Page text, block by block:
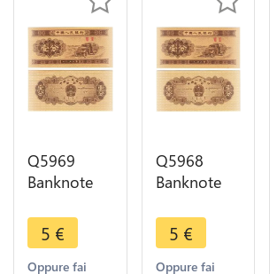
Q5969
Banknote
Truck 1953
UNC ->
Make offer
5 €
Oppure fai
Q5968
Banknote
Truck 1953
UNC ->
Make offer
5 €
Oppure fai